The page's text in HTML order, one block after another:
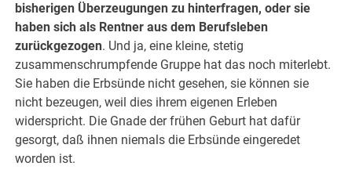
bisherigen Überzeugungen zu hinterfragen, oder sie
haben sich als Rentner aus dem Berufsleben
zurückgezogen. Und ja, eine kleine, stetig
zusammenschrumpfende Gruppe hat das noch miterlebt.
Sie haben die Erbsünde nicht gesehen, sie können sie
nicht bezeugen, weil dies ihrem eigenen Erleben
widerspricht. Die Gnade der frühen Geburt hat dafür
gesorgt, daß ihnen niemals die Erbsünde eingeredet
worden ist.